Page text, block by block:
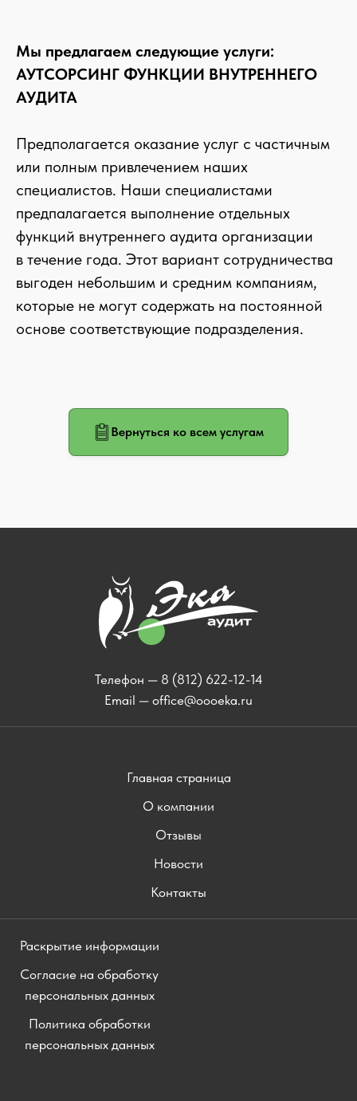
Мы предлагаем следующие услуги:
АУТСОРСИНГ ФУНКЦИИ ВНУТРЕННЕГО
АУДИТА
Предполагается оказание услуг с частичным
или полным привлечением наших
специалистов. Наши специалистами
предпалагается выполнение отдельных
функций внутреннего аудита организации
в течение года. Этот вариант сотрудничества
выгоден небольшим и средним компаниям,
которые не могут содержать на постоянной
основе соответствующие подразделения.
Вернуться ко всем услугам
Телефон — 8 (812) 622-12-14
Email — office@oooeka.ru
Главная страница
О компании
Отзывы
Новости
Контакты
Раскрытие информации
Согласие на обработку
персональных данных
Политика обработки
персональных данных